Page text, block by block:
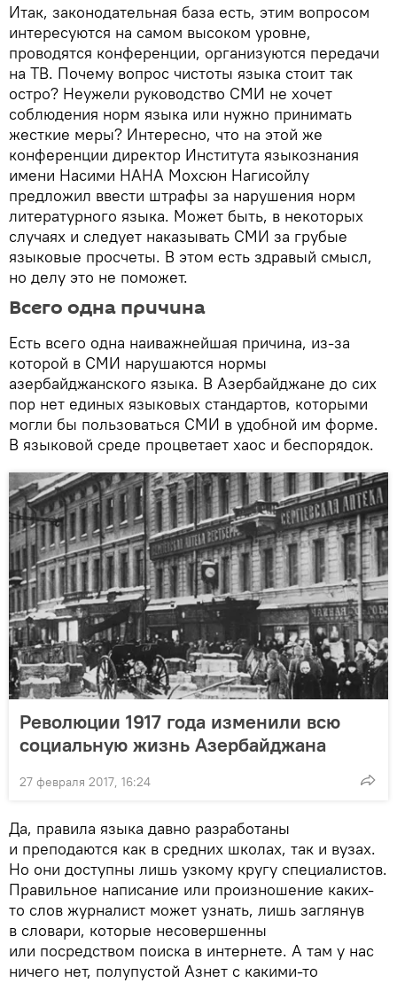
Итак, законодательная база есть, этим вопросом
интересуются на самом высоком уровне,
проводятся конференции, организуются передачи
на ТВ. Почему вопрос чистоты языка стоит так
остро? Неужели руководство СМИ не хочет
соблюдения норм языка или нужно принимать
жесткие меры? Интересно, что на этой же
конференции директор Института языкознания
имени Насими НАНА Мохсюн Нагисойлу
предложил ввести штрафы за нарушения норм
литературного языка. Может быть, в некоторых
случаях и следует наказывать СМИ за грубые
языковые просчеты. В этом есть здравый смысл,
но делу это не поможет.
Всего одна причина
Есть всего одна наиважнейшая причина, из-за
которой в СМИ нарушаются нормы
азербайджанского языка. В Азербайджане до сих
пор нет единых языковых стандартов, которыми
могли бы пользоваться СМИ в удобной им форме.
В языковой среде процветает хаос и беспорядок.
Революции 1917 года изменили всю
социальную жизнь Азербайджана
27 февраля 2017, 16:24
Да, правила языка давно разработаны
и преподаются как в средних школах, так и вузах.
Но они доступны лишь узкому кругу специалистов.
Правильное написание или произношение каких-
то слов журналист может узнать, лишь заглянув
в словари, которые несовершенны
или посредством поиска в интернете. А там у нас
ничего нет, полупустой Азнет с какими-то